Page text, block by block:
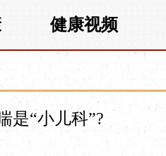
健康视频
是“小儿科”?